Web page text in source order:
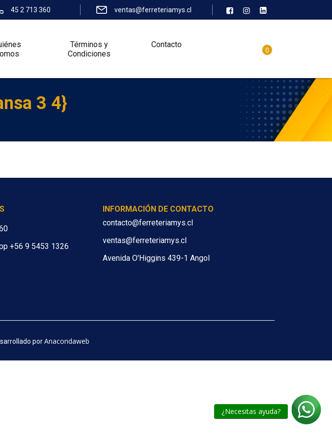
¿Necesitas ayuda?
45 2 713 360 ventas@ferreteriamys.cl
Términos y
Condiciones
Contacto
0
3 4}
+56 9 5453 1326
INFORMACIÓN DE CONTACTO
contacto@ferreteriamys.cl
ventas@ferreteriamys.cl
Avenida O'Higgins 439-1 Angol
por Anacondaweb